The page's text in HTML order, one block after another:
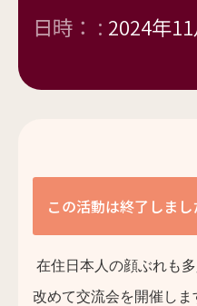
日時： : 2024年
この活動は終了しまし
在住日本人の顔ぶれも
改めて交流会を開催し